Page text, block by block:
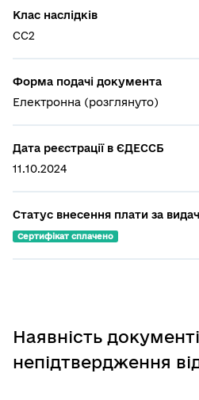
Клас наслідків
СС2
Форма подачі документа
Електронна (розглянуто)
Дата реєстрації в ЄДЕССБ
11.10.2024
Статус внесення плати за
Сертифікат сплачено
Наявність
непідтвердження